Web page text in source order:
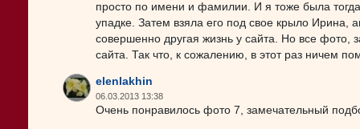
просто по имени и фамилии. И я тоже была тогда
упадке. Затем взяла его под свое крыло Ирина,
совершенно другая жизнь у сайта. Но все фото,
сайта. Так что, к сожалению, в этот раз ничем
elenlakhin
06.03.2013 13:38
Очень понравилось фото 7, замечательный